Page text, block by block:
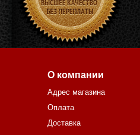
О компании
Адрес магазина
Оплата
Доставка